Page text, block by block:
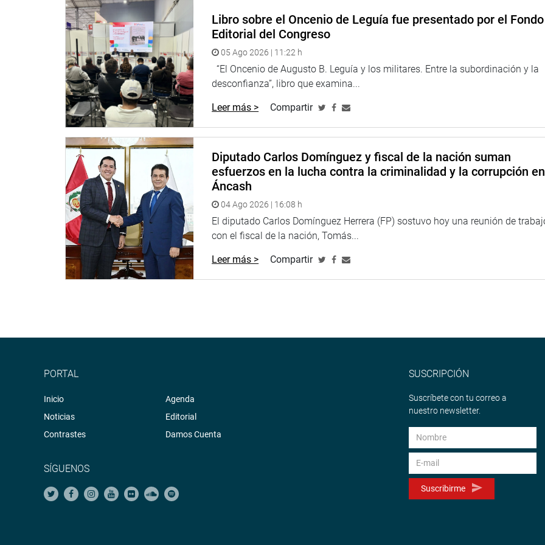
COMISIÓN DE FISCALIZACIÓN Y CONTRALORÍA
Coordinación de prensa: Carlos Castillo 999055113Libro sobre el Oncenio de Leguía fue presentado por el Fondo
Editorial del Congreso
05 Ago 2026 | 11:22 h
“El Oncenio de Augusto B. Leguía y los militares. Entre la subordinación y la
desconfianza”, libro que examina...
Leer más > Compartir
Diputado Carlos Domínguez y fiscal de la nación suman
esfuerzos en la lucha contra la criminalidad y la corrupción en
Áncash
04 Ago 2026 | 16:08 h
El diputado Carlos Domínguez Herrera (FP) sostuvo hoy una reunión de
con el fiscal de la nación, Tomás...
Leer más > Compartir
PORTAL
Inicio
Noticias
Contrastes
Agenda
Editorial
Damos Cuenta
SÍGUENOS
SUSCRIPCIÓN
Suscríbete con tu correo a
nuestro newsletter.
Suscribirme